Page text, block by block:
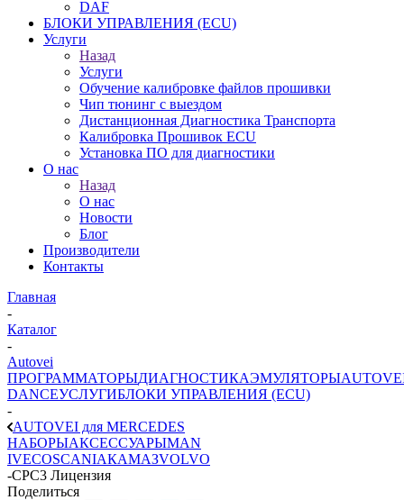
DAF
БЛОКИ УПРАВЛЕНИЯ (ECU)
Услуги
Назад
Услуги
Обучение калибровке файлов прошивки
Чип тюнинг с выездом
Дистанционная Диагностика Транспорта
Калибровка Прошивок ECU
Установка ПО для диагностики
О нас
Назад
О нас
Новости
Блог
Производители
Контакты
Главная
-
Каталог
-
Autovei
ПРОГРАММАТОРЫДИАГНОСТИКАЭМУЛЯТОРЫ
DANCEУСЛУГИБЛОКИ УПРАВЛЕНИЯ (ECU)
-
AUTOVEI для MERCEDES
НАБОРЫАКСЕССУАРЫMAN
IVECOSCANIAКАМАЗVOLVO
-CPC3 Лицензия
Поделиться